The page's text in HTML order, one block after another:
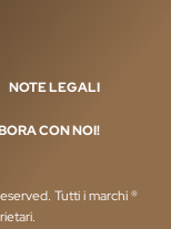
NOTE LEGALI
CON NOI!
Tutti i marchi ®